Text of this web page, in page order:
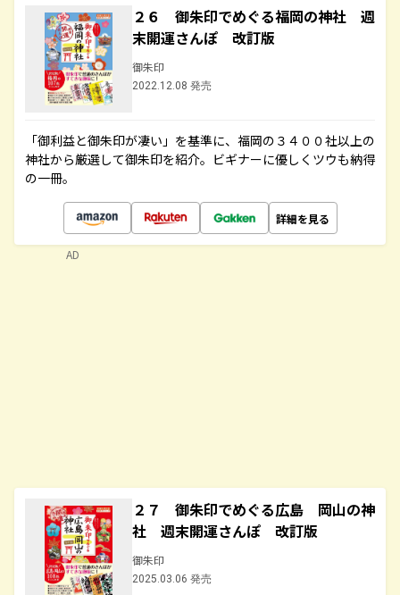
２６ 御朱印でめぐる福岡の神社 週
末開運さんぽ 改訂版
御朱印
2022.12.08 発売
「御利益と御朱印が凄い」を基準に、福岡の３４００社以上の
神社から厳選して御朱印を紹介。ビギナーに優しくツウも納得
の一冊。
詳細を見る
２７ 御朱印でめぐる広島 岡山の神
社 週末開運さんぽ 改訂版
御朱印
2025.03.06 発売
AD